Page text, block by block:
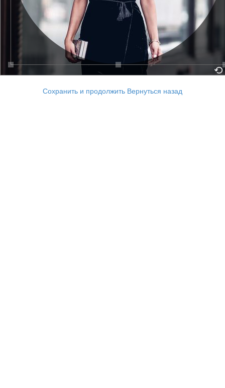
Сохранить и продолжить Вернуться назад